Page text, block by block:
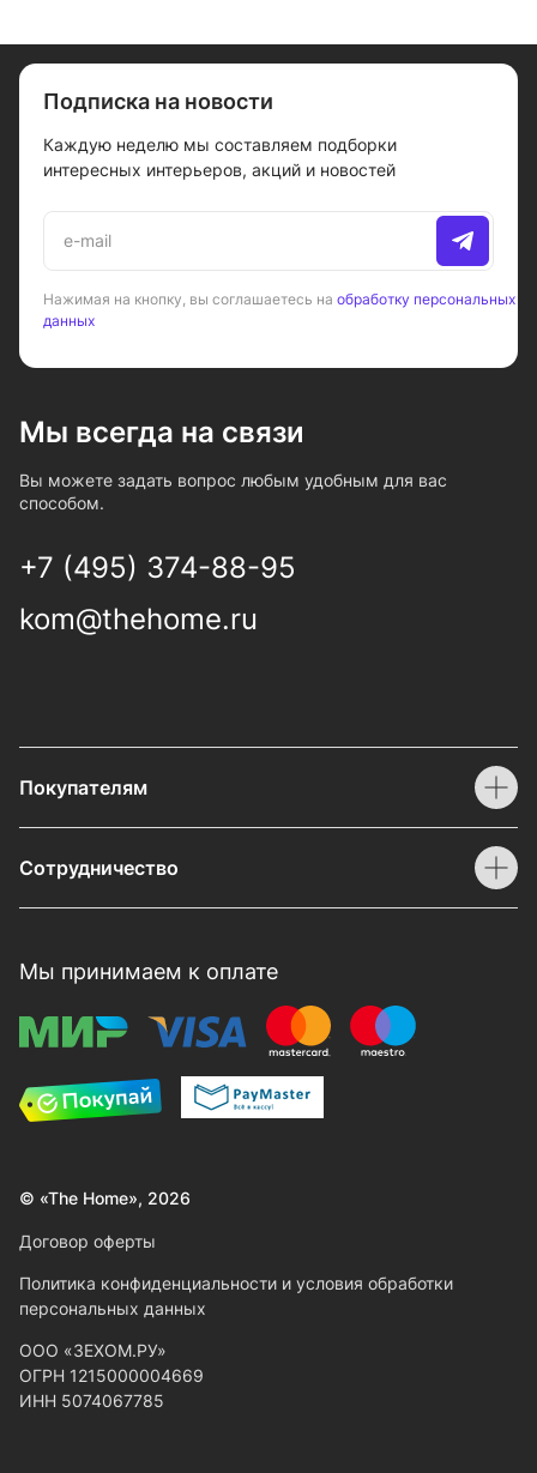
Подписка на новости
Каждую неделю мы составляем подборки
интересных интерьеров, акций и новостей
Нажимая на кнопку, вы соглашаетесь на обработку персональных
данных
Мы всегда на связи
Вы можете задать вопрос любым удобным для вас
способом.
+7 (495) 374-88-95
kom@thehome.ru
Покупателям
Сотрудничество
Мы принимаем к оплате
© «The Home», 2026
Договор оферты
Политика конфиденциальности и условия обработки
персональных данных
ООО «ЗЕХОМ.РУ»
ОГРН 1215000004669
ИНН 5074067785